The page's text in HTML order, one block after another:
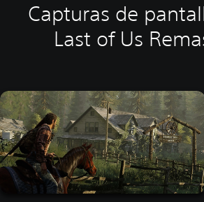
Capturas de
Last of Us